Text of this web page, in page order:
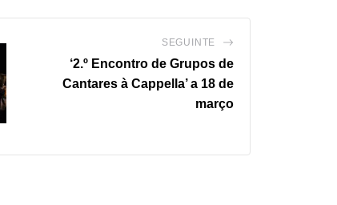
SEGUINTE
‘2.º Encontro de Grupos de
Cantares à Cappella’ a 18 de
março